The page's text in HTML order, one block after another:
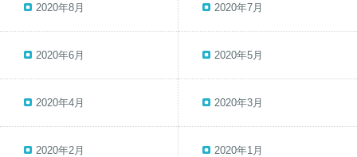
2020年8月 2020年7月
2020年6月 2020年5月
2020年4月 2020年3月
2020年2月 2020年1月